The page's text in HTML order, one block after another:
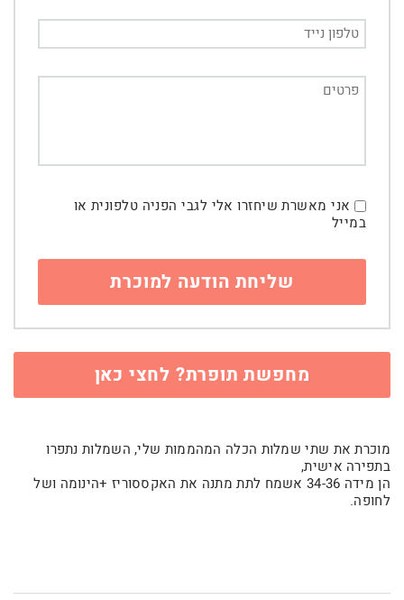
אני מאשרת שיחזרו אלי לגבי הפניה טלפונית או
במייל
מחפשת תופרת? לחצי כאן
מוכרת את שתי שמלות הכלה המהממות שלי, השמלות נתפרו
בתפירה אישית,
הן מידה 34-36 אשמח לתת מתנה את האקססוריז +הינומה ושל
לחופה.